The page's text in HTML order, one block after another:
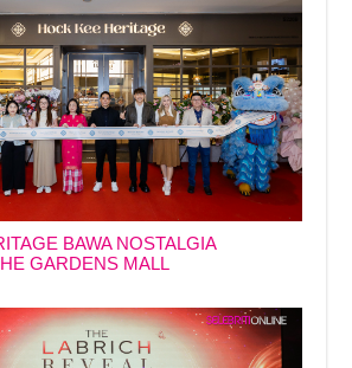
BAWA NOSTALGIA
GARDENS MALL